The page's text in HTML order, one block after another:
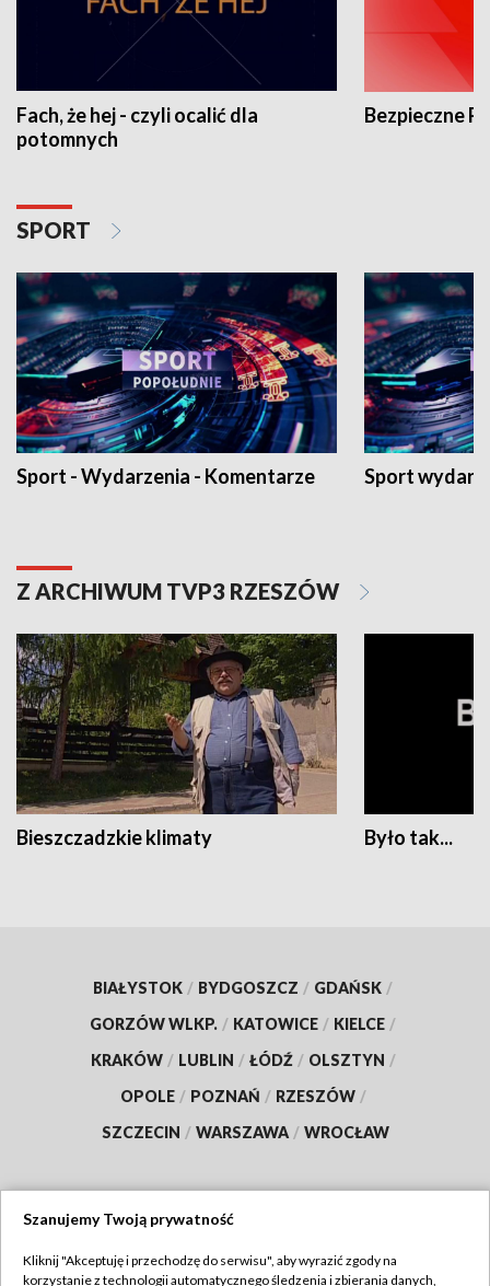
Fach, że hej - czyli ocalić dla
potomnych
Bezpieczne
SPORT
Sport - Wydarzenia - Komentarze Sport
Z ARCHIWUM TVP3 RZESZÓW
Bieszczadzkie klimaty Było tak...
BIAŁYSTOK / BYDGOSZCZ / GDAŃSK /
GORZÓW WLKP. / KATOWICE / KIELCE /
KRAKÓW / LUBLIN / ŁÓDŹ / OLSZTYN /
OPOLE / POZNAŃ / RZESZÓW /
SZCZECIN / WARSZAWA / WROCŁAW
Szanujemy Twoją prywatność
Kliknij "Akceptuję i przechodzę do serwisu", aby wyrazić zgody na
korzystanie z technologii automatycznego śledzenia i zbierania danych,